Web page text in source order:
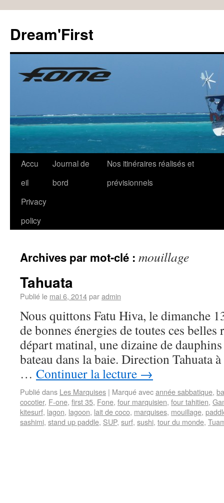
Dream'First
Accu
eil
Journal de
bord
Nos itinéraires réalisés et
prévisionnels
Privacy
policy
Archives par mot-clé : mouillage
Tahuata
Publié le mai 6, 2014paradmin
Nous quittons Fatu Hiva, le dimanche
de bonnes énergies de toutes ces
départ matinal, une dizaine de
bateau dans la baie. Direction Tahuata
… Continuer la lecture →
Publié dans Les Marquises | Marqué avecannée sabbatique,
cocotier, F-one, first 35, Fone, four marquisien, four tahitien,
kitesurf, lagon, lagoon, lait de coco, marquises, mouillage,
sashimi, stand up paddle, SUP, surf, sushi, tour du monde,